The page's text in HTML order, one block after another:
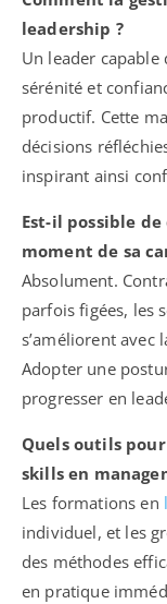
leadership ?
Un leader
sérénité et
productif. Cette
décisions
inspirant ainsi
Est-il possible
moment de sa
Absolument.
parfois figées, les
s’améliorent avec
Adopter une
progresser en
Quels outils
skills en
Les formations en
individuel, et les
des méthodes
en pratique